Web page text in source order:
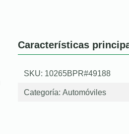
Características
SKU: 10265BPR#49188
Categoría: Automóviles